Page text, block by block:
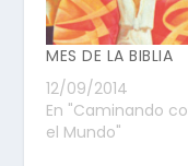
MES DE LA BIBLIA
12/09/2014
En "Caminando
el Mundo"